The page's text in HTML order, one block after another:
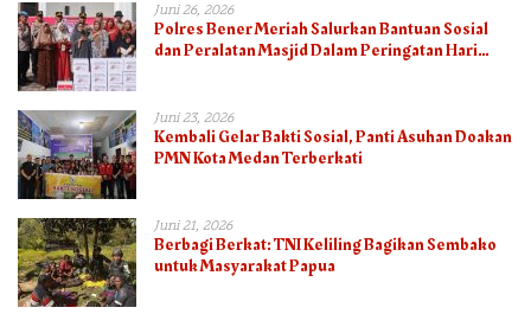
Juni 26, 2026
Polres Bener Meriah Salurkan Bantuan Sosial
dan Peralatan Masjid Dalam Peringatan Hari
Juni 23, 2026
Kembali Gelar Bakti Sosial, Panti Asuhan Doakan
PMN Kota Medan Terberkati
Juni 21, 2026
Berbagi Berkat: TNI Keliling Bagikan Sembako
untuk Masyarakat Papua